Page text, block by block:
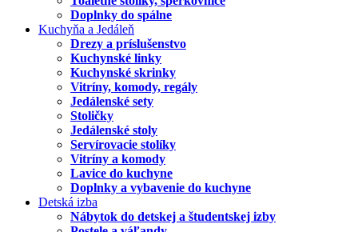
Doplnky do spálne
Kuchyňa a Jedáleň
Drezy a príslušenstvo
Kuchynské linky
Kuchynské skrinky
Vitríny, komody, regály
Jedálenské sety
Stoličky
Jedálenské stoly
Servírovacie stolíky
Vitríny a komody
Lavice do kuchyne
Doplnky a vybavenie do kuchyne
Detská izba
Nábytok do detskej a študentskej izby